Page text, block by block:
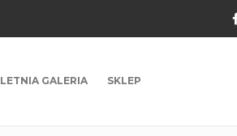
LETNIA GALERIA SKLEP